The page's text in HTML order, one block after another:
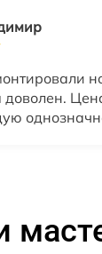
доволен.